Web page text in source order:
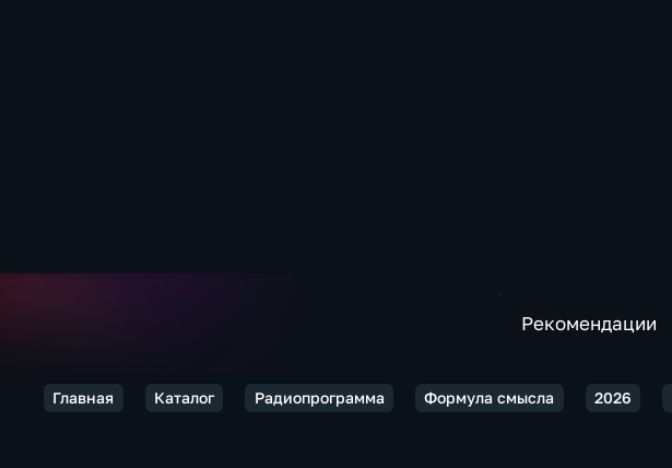
Рекомендации
Главная Каталог Радиопрограмма Формула смысла 2026